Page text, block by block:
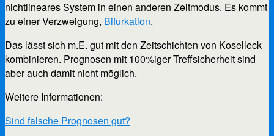
nichtlineares System in einen anderen Zeitmodus. Es kommt
zu einer Verzweigung, Bifurkation.
Das lässt sich m.E. gut mit den Zeitschichten von Koselleck
kombinieren. Prognosen mit 100%iger Treffsicherheit sind
aber auch damit nicht möglich.
Weitere Informationen:
Sind falsche Prognosen gut?